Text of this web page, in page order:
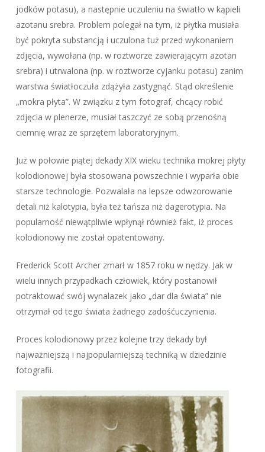
jodków potasu), a następnie uczuleniu na światło w kąpieli
azotanu srebra. Problem polegał na tym, iż płytka musiała
być pokryta substancją i uczulona tuż przed wykonaniem
zdjęcia, wywołana (np. w roztworze zawierającym azotan
srebra) i utrwalona (np. w roztworze cyjanku potasu) zanim
warstwa światłoczuła zdążyła zastygnąć. Stąd określenie
„mokra płyta”. W związku z tym fotograf, chcący robić
zdjęcia w plenerze, musiał taszczyć ze sobą przenośną
ciemnię wraz ze sprzętem laboratoryjnym.
Już w połowie piątej dekady XIX wieku technika mokrej płyty
kolodionowej była stosowana powszechnie i wyparła obie
starsze technologie. Pozwalała na lepsze odwzorowanie
detali niż kalotypia, była też tańsza niż dagerotypia. Na
popularność niewątpliwie wpłynął również fakt, iż proces
kolodionowy nie został opatentowany.
Frederick Scott Archer zmarł w 1857 roku w nędzy. Jak w
wielu innych przypadkach człowiek, który postanowił
potraktować swój wynalazek jako „dar dla świata” nie
otrzymał od tego świata żadnego zadośćuczynienia.
Proces kolodionowy przez kolejne trzy dekady był
najważniejszą i najpopularniejszą techniką w dziedzinie
fotografii.